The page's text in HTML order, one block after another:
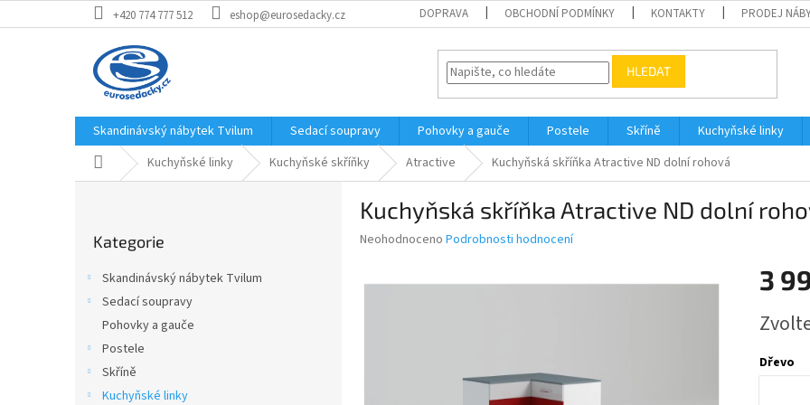
na
+420 774 777 512 eshop@eurosedacky.cz DOPRAVA OBCHODNÍ PODMÍNKY KONTAKTY PRODEJ
HLEDAT
Skandinávský nábytek Tvilum Sedací soupravy Pohovky a gauče Postele Skříně Kuchyňské linky
Domů Kuchyňské linky Kuchyňské skříňky Atractive Kuchyňská skříňka Atractive ND dolní rohová
kategorie
Kategorie
Skandinávský nábytek Tvilum
Sedací soupravy
Pohovky a gauče
Postele
Skříně
Kuchyňské linky
Kuchyňská skříňka Atractive ND dolní
Průměrné
Neohodnoceno Podrobnosti hodnocení
3
cena:
Dřevo